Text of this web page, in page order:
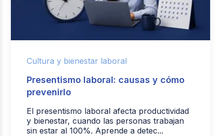
Cultura y bienestar laboral
Presentismo laboral: causas y cómo
prevenirlo
El presentismo laboral afecta productividad
y bienestar, cuando las personas trabajan
sin estar al 100%. Aprende a detec...